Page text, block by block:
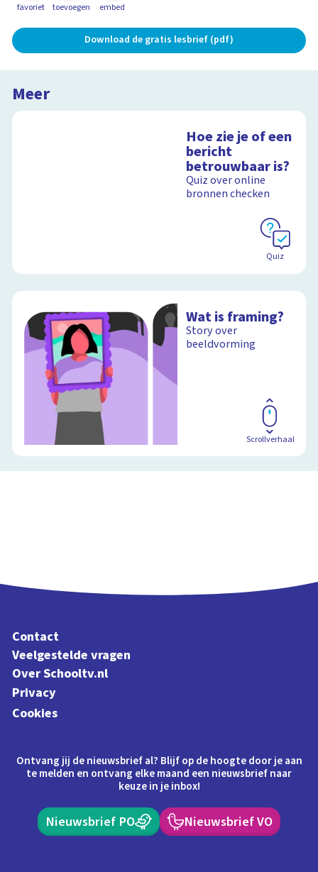
favoriet toevoegen embed
Download de gratis lesbrief (pdf)
Meer
Hoe zie je of een
bericht
betrouwbaar is?
Quiz over online
bronnen checken
Quiz
Wat is framing?
Story over
beeldvorming
Scrollverhaal
Contact
Veelgestelde vragen
Over Schooltv.nl
Privacy
Cookies
Ontvang jij de nieuwsbrief al? Blijf op de hoogte door je aan
te melden en ontvang elke maand een nieuwsbrief naar
keuze in je inbox!
Nieuwsbrief PO Nieuwsbrief VO